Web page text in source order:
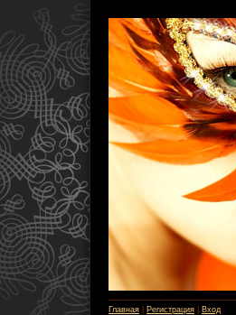
Главная Регистрация Вход